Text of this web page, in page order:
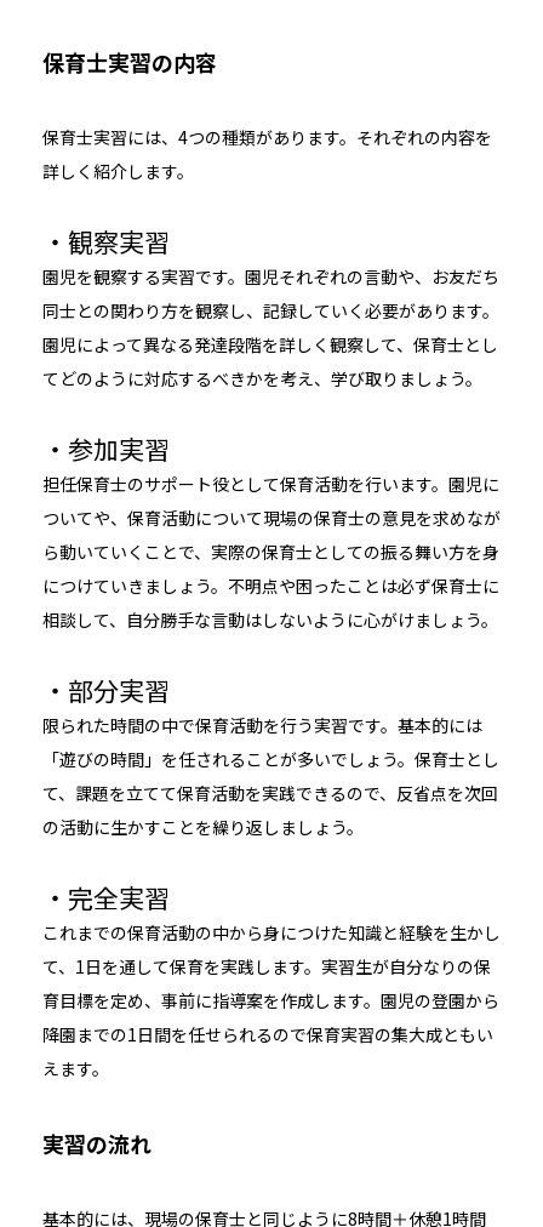
保育士実習の内容
保育士実習には、4つの種類があります。それぞれの内容を
詳しく紹介します。
・観察実習
園児を観察する実習です。園児それぞれの言動や、お友だち
同士との関わり方を観察し、記録していく必要があります。
園児によって異なる発達段階を詳しく観察して、保育士とし
てどのように対応するべきかを考え、学び取りましょう。
・参加実習
担任保育士のサポート役として保育活動を行います。園児に
ついてや、保育活動について現場の保育士の意見を求めなが
ら動いていくことで、実際の保育士としての振る舞い方を身
につけていきましょう。不明点や困ったことは必ず保育士に
相談して、自分勝手な言動はしないように心がけましょう。
・部分実習
限られた時間の中で保育活動を行う実習です。基本的には
「遊びの時間」を任されることが多いでしょう。保育士とし
て、課題を立てて保育活動を実践できるので、反省点を次回
の活動に生かすことを繰り返しましょう。
・完全実習
これまでの保育活動の中から身につけた知識と経験を生かし
て、1日を通して保育を実践します。実習生が自分なりの保
育目標を定め、事前に指導案を作成します。園児の登園から
降園までの1日間を任せられるので保育実習の集大成ともい
えます。
実習の流れ
基本的には、現場の保育士と同じように8時間＋休憩1時間